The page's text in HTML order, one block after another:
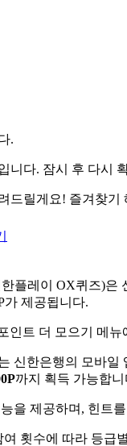
.
니다. 잠시 후 다시
드릴게요! 즐겨찾기
플레이 OX퀴즈)은
가 제공됩니다.
인트 더 모으기 메
신한은행의 모바일
까지 획득 가능합니
을 제공하며, 힌트
횟수에 따라 등급